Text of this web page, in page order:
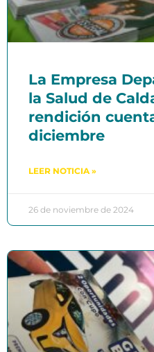
La Empresa
la Salud de
rendición
diciembre
LEER NOTICIA »
26 de noviembre de 2024